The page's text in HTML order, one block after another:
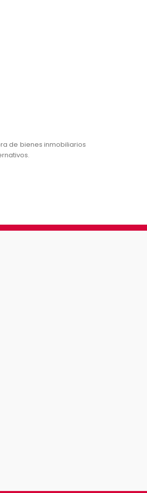
de bienes inmobiliarios